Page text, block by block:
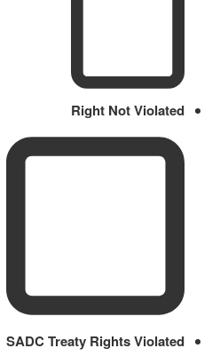
Right Not Violated
SADC Treaty Rights Violated